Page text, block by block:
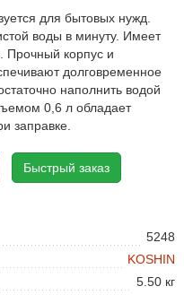
для бытовых нужд.
воды в минуту. Имеет
Прочный корпус и
долговременное
наполнить водой
0,6 л обладает
заправке.
Быстрый заказ
5248
KOSHIN
5.50 кг